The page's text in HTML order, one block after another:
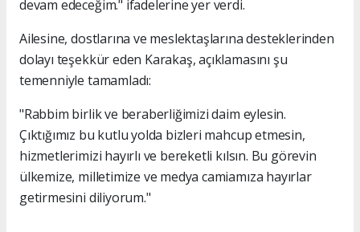
devam edeceğim." ifadelerine yer verdi.
Ailesine, dostlarına ve meslektaşlarına desteklerinden
dolayı teşekkür eden Karakaş, açıklamasını şu
temenniyle tamamladı:
"Rabbim birlik ve beraberliğimizi daim eylesin.
Çıktığımız bu kutlu yolda bizleri mahcup etmesin,
hizmetlerimizi hayırlı ve bereketli kılsın. Bu görevin
ülkemize, milletimize ve medya camiamıza hayırlar
getirmesini diliyorum."